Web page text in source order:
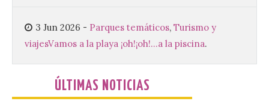
3 Jun 2026 - Parques temáticos, Turismo y
viajesVamos a la playa ¡oh!¡oh!...a la piscina.
ÚLTIMAS NOTICIAS
Conceyu vuelve a exigir
un contingente
especializado y
profesional de bomberos
forestales en el País
Leonés